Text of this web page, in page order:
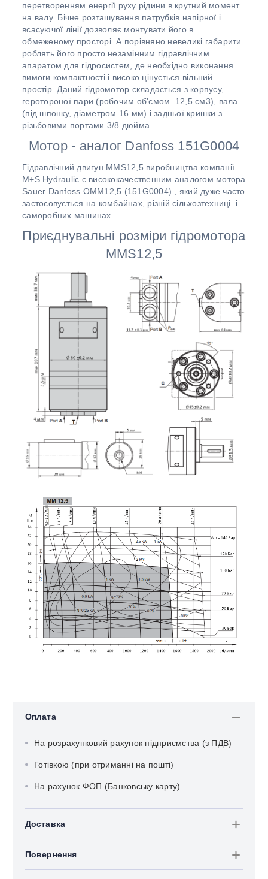
перетворенням енергії руху рідини в крутний момент
на валу. Бічне розташування патрубків напірної і
всасуючої лінії дозволяє монтувати його в
обмеженому просторі. А порівняно невеликі габарити
роблять його просто незамінним гідравлічним
апаратом для гідросистем, де необхідно виконання
вимоги компактності і високо цінується вільний
простір. Даний гідромотор складається з корпусу,
геротороної пари (робочим об'ємом 12,5 см3), вала
(під шпонку, діаметром 16 мм) і задньої кришки з
різьбовими портами 3/8 дюйма.
Мотор - аналог Danfoss 151G0004
Гідравлічний двигун MMS12,5 виробництва компанії
M+S Hydraulic є висококачественним аналогом мотора
Sauer Danfoss OMM12,5 (151G0004) , який дуже часто
застосовується на комбайнах, різній сільхозтехниці і
саморобних машинах.
Приєднувальні розміри гідромотора
MMS12,5
Оплата
На розрахунковий рахунок підприємства (з ПДВ)
Готівкою (при отриманні на пошті)
На рахунок ФОП (Банковську карту)
Доставка
Повернення